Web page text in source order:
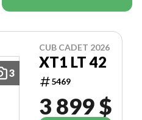
3
CUB CADET 2026
XT1 LT 42
5469
3 899 $